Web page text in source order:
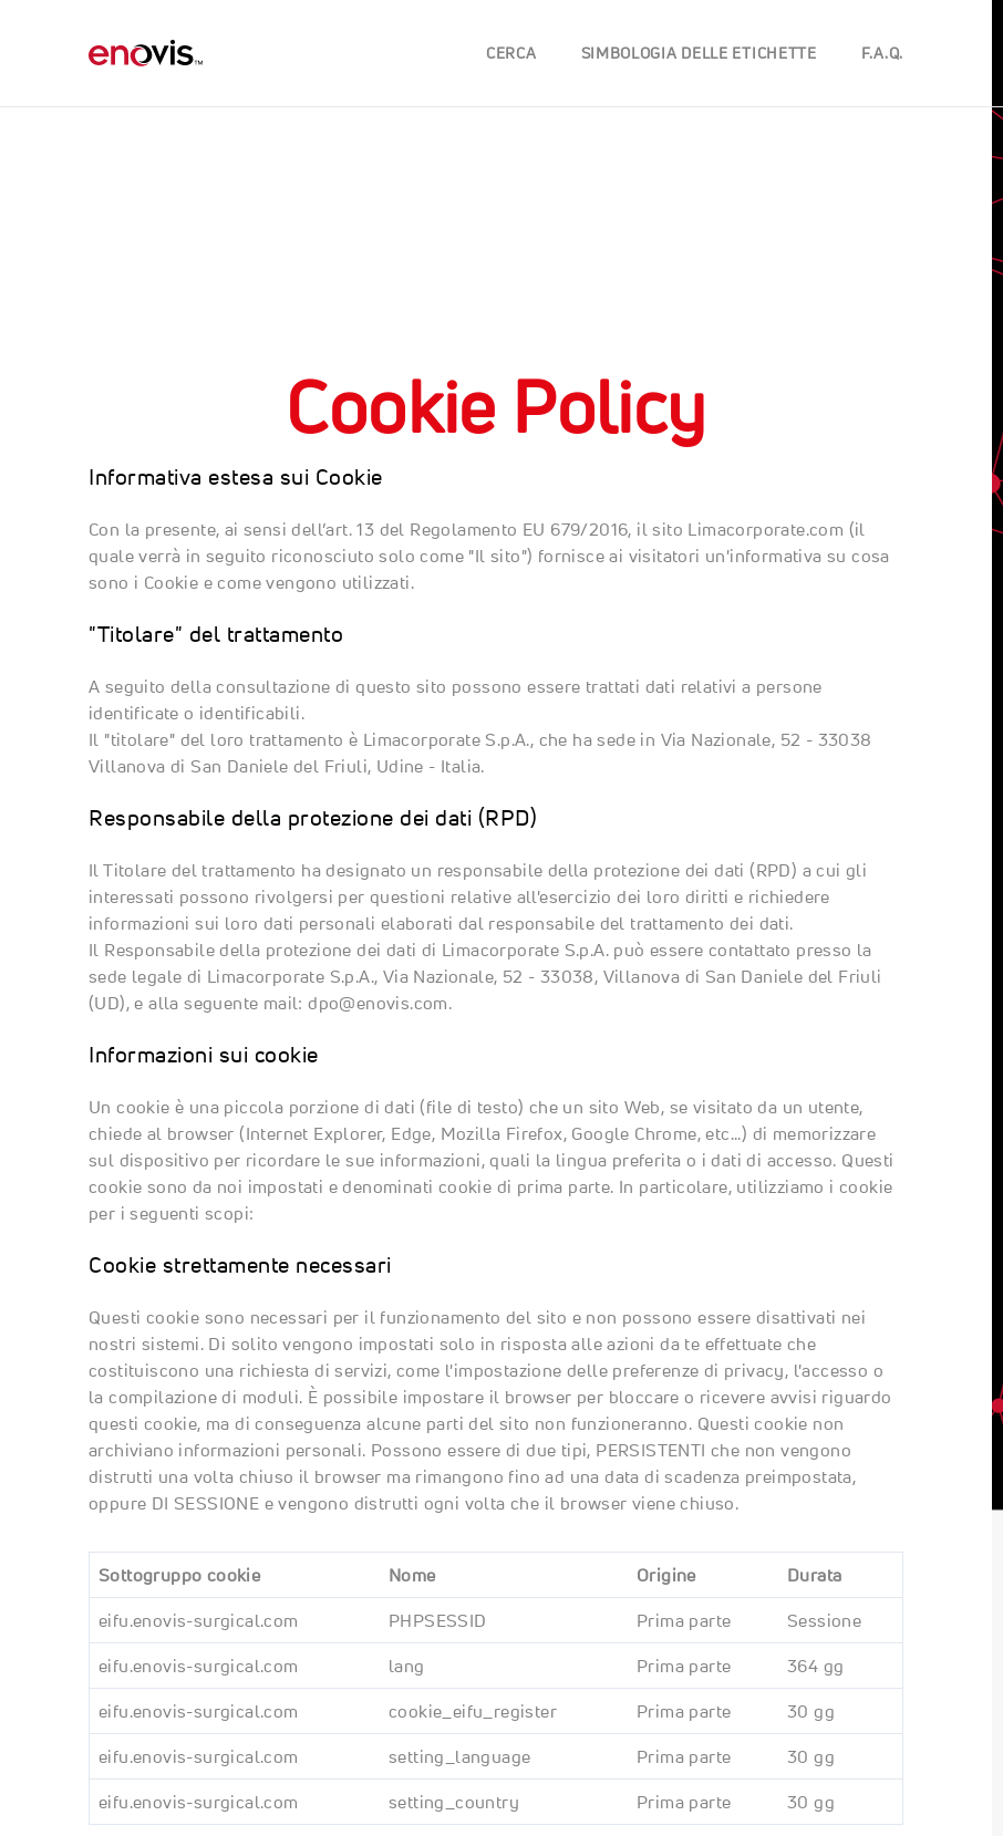
: Undefined array key "title" in
CERCA SIMBOLOGIA DELLE ETICHETTE F.A.Q.
Cookie Policy
Informativa estesa sui Cookie
Con la presente, ai sensi dell’art. 13 del Regolamento EU 679/2016, il sito Limacorporate.com (il
quale verrà in seguito riconosciuto solo come "Il sito") fornisce ai visitatori un'informativa su cosa
sono i Cookie e come vengono utilizzati.
"Titolare" del trattamento
A seguito della consultazione di questo sito possono essere trattati dati relativi a persone
identificate o identificabili.
Il "titolare" del loro trattamento è Limacorporate S.p.A., che ha sede in Via Nazionale, 52 - 33038
Villanova di San Daniele del Friuli, Udine - Italia.
Responsabile della protezione dei dati (RPD)
Il Titolare del trattamento ha designato un responsabile della protezione dei dati (RPD) a cui gli
interessati possono rivolgersi per questioni relative all'esercizio dei loro diritti e richiedere
informazioni sui loro dati personali elaborati dal responsabile del trattamento dei dati.
Il Responsabile della protezione dei dati di Limacorporate S.p.A. può essere contattato presso la
sede legale di Limacorporate S.p.A., Via Nazionale, 52 - 33038, Villanova di San Daniele del Friuli
(UD), e alla seguente mail:dpo@enovis.com.
Informazioni sui cookie
Un cookie è una piccola porzione di dati (file di testo) che un sito Web, se visitato da un utente,
chiede al browser (Internet Explorer, Edge, Mozilla Firefox, Google Chrome, etc...) di memorizzare
sul dispositivo per ricordare le sue informazioni, quali la lingua preferita o i dati di accesso. Questi
cookie sono da noi impostati e denominati cookie di prima parte. In particolare, utilizziamo i cookie
per i seguenti scopi:
Cookie strettamente necessari
Questi cookie sono necessari per il funzionamento del sito e non possono essere disattivati nei
nostri sistemi. Di solito vengono impostati solo in risposta alle azioni da te effettuate che
costituiscono una richiesta di servizi, come l'impostazione delle preferenze di privacy, l'accesso o
la compilazione di moduli. È possibile impostare il browser per bloccare o ricevere avvisi riguardo
questi cookie, ma di conseguenza alcune parti del sito non funzioneranno. Questi cookie non
archiviano informazioni personali. Possono essere di due tipi, PERSISTENTI che non vengono
distrutti una volta chiuso il browser ma rimangono fino ad una data di scadenza preimpostata,
oppure DI SESSIONE e vengono distrutti ogni volta che il browser viene chiuso.
Sottogruppo cookie Nome Origine Durata
eifu.enovis-surgical.com PHPSESSID Prima parte Sessione
eifu.enovis-surgical.com lang Prima parte 364 gg
eifu.enovis-surgical.com cookie_eifu_register Prima parte 30 gg
eifu.enovis-surgical.com setting_language Prima parte 30 gg
eifu.enovis-surgical.com setting_country Prima parte 30 gg